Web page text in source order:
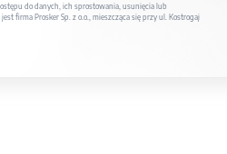
do danych, ich sprostowania, usunięcia lub
firma Prosker Sp. z o.o., mieszcząca się przy ul. Kostrogaj